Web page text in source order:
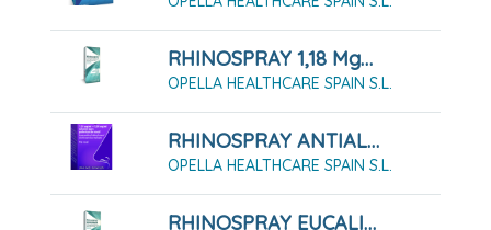
RHINOSPRAY 1,18 Mg/ml Solución Para Pulverización Nasal, 1 Envase Pulverizador De 12 Ml
OPELLA HEALTHCARE SPAIN S.L.
RHINOSPRAY ANTIALÉRGICO 1,18 MG/ML + 5,05 MG/ML SOLUCIÓN PARA PULVERIZACIÓN NASAL, 1 ENVASE PULVERIZADOR DE 12 ML
OPELLA HEALTHCARE SPAIN S.L.
RHINOSPRAY EUCALIPTUS 1,18 Mg/ Ml Solución Para Pulverización Nasal, 1 Envase Pulverizador De 10 Ml